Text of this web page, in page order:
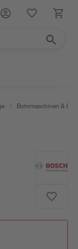
/ Bohrmaschinen &